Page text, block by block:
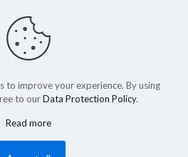
to improve your experience. By using
to ourData Protection Policy.
Read more